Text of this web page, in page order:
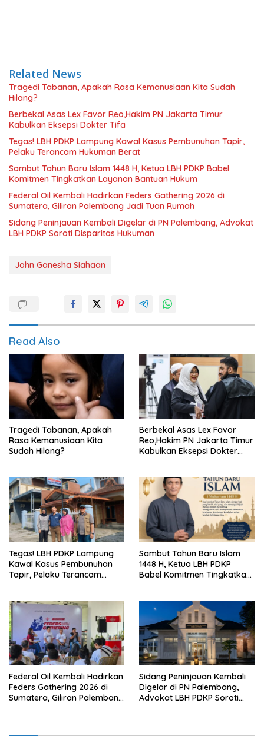
Related News
Tragedi Tabanan, Apakah Rasa Kemanusiaan Kita Sudah
Hilang?
Berbekal Asas Lex Favor Reo,Hakim PN Jakarta Timur
Kabulkan Eksepsi Dokter Tifa
Tegas! LBH PDKP Lampung Kawal Kasus Pembunuhan Tapir,
Pelaku Terancam Hukuman Berat
Sambut Tahun Baru Islam 1448 H, Ketua LBH PDKP Babel
Komitmen Tingkatkan Layanan Bantuan Hukum
Federal Oil Kembali Hadirkan Feders Gathering 2026 di
Sumatera, Giliran Palembang Jadi Tuan Rumah
Sidang Peninjauan Kembali Digelar di PN Palembang, Advokat
LBH PDKP Soroti Disparitas Hukuman
John Ganesha Siahaan
Read Also
Tragedi Tabanan, Apakah
Rasa Kemanusiaan Kita
Sudah Hilang?
Berbekal Asas Lex Favor
Reo,Hakim PN Jakarta Timur
Kabulkan Eksepsi Dokter
Tegas! LBH PDKP Lampung
Kawal Kasus Pembunuhan
Tapir, Pelaku Terancam
Sambut Tahun Baru Islam
1448 H, Ketua LBH PDKP
Babel Komitmen Tingkatkan
Federal Oil Kembali Hadirkan
Feders Gathering 2026 di
Sumatera, Giliran Palembang
Sidang Peninjauan Kembali
Digelar di PN Palembang,
Advokat LBH PDKP Soroti